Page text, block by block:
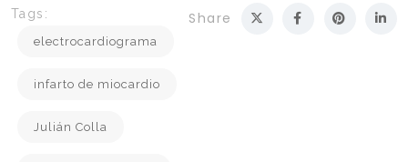
Tags:
electrocardiograma
infarto de miocardio
Julián Colla
Share